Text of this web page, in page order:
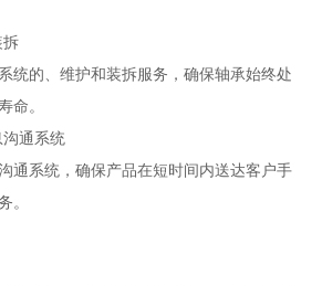
拆
统的、维护和装拆服务，确保轴承始终处
命。
沟通系统
通系统，确保产品在短时间内送达客户手
。